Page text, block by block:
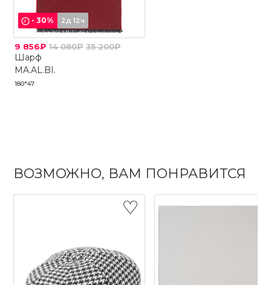
-30% 2д 12ч
9 856₽ 14 080₽ 35 200₽
Шарф
MA.AL.BI.
180*47
ВОЗМОЖНО, ВАМ ПОНРАВИТСЯ